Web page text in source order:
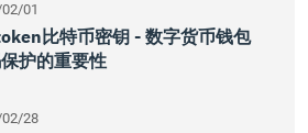
01
比特币密钥 - 数字货币钱包
护的重要性
28